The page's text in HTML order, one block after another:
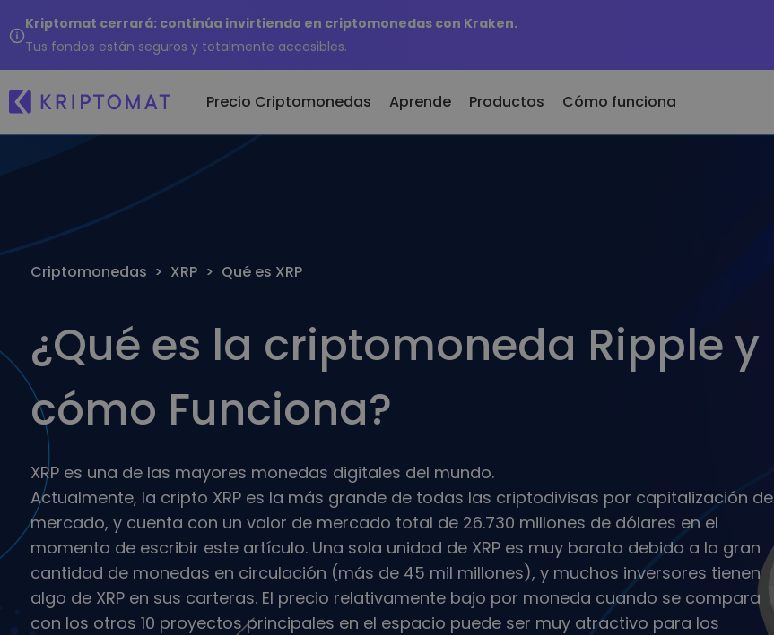
Kriptomat cerrará: continúa invirtiendo en criptomonedas con Kraken.
Tus fondos están seguros y totalmente accesibles.
Precio Criptomonedas
Todos los precios
Perdedores
Encontrar oportunidades de
Aprende Productos
Carteras inteligentes
Una forma inteligente de invertir en
criptomonedas
Un monedero de criptomonedas
seguro y sencillo
regularmente (DCA)
Cómo funciona
Criptomonedas > XRP > Qué es XRP
¿Qué es la criptomoneda Ripple y
cómo Funciona?
XRP es una de las mayores monedas digitales del mundo.
Actualmente, la cripto XRP es la más grande de todas las criptodivisas por capitalización de
mercado, y cuenta con un valor de mercado total de 26.730 millones de dólares en el
momento de escribir este artículo. Una sola unidad de XRP es muy barata debido a la gran
cantidad de monedas en circulación (más de 45 mil millones), y muchos inversores tienen
algo de XRP en sus carteras. El precio relativamente bajo por moneda cuando se compara
con los otros 10 proyectos principales en el espacio puede ser muy atractivo para los